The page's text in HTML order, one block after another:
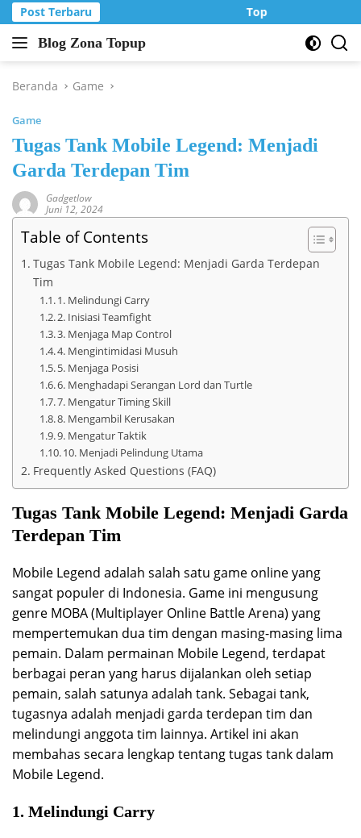
Langsung
ke
konten
Post Terbaru Top Up Murah di
Blog Zona Topup
Tips
Trik
game
online
Beranda Game
Game
Tugas Tank Mobile Legend: Menjadi
Garda Terdepan Tim
Gadgetlow
Juni 12, 2024
Table of Contents
Tugas Tank Mobile Legend: Menjadi Garda Terdepan
Tim
1. Melindungi Carry
2. Inisiasi Teamfight
3. Menjaga Map Control
4. Mengintimidasi Musuh
5. Menjaga Posisi
6. Menghadapi Serangan Lord dan Turtle
7. Mengatur Timing Skill
8. Mengambil Kerusakan
9. Mengatur Taktik
10. Menjadi Pelindung Utama
Frequently Asked Questions (FAQ)
Tugas Tank Mobile Legend: Menjadi Garda
Terdepan Tim
Mobile Legend adalah salah satu game online yang
sangat populer di Indonesia. Game ini mengusung
genre MOBA (Multiplayer Online Battle Arena) yang
mempertemukan dua tim dengan masing-masing lima
pemain. Dalam permainan Mobile Legend, terdapat
berbagai peran yang harus dijalankan oleh setiap
pemain, salah satunya adalah tank. Sebagai tank,
tugasnya adalah menjadi garda terdepan tim dan
melindungi anggota tim lainnya. Artikel ini akan
membahas secara lengkap tentang tugas tank dalam
Mobile Legend.
1. Melindungi Carry